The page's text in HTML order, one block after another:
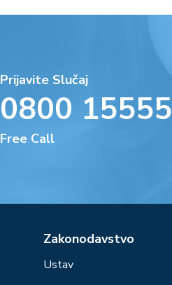
Prijavite Slučaj
0800 15555
Free Call
Zakonodavstvo
Ustav